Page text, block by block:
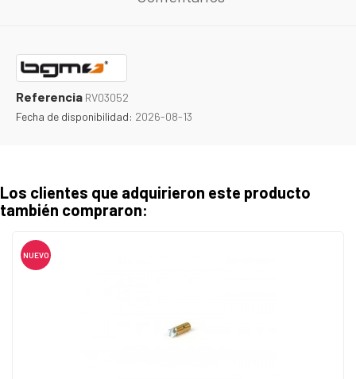
Referencia RV03052
Fecha de disponibilidad: 2026-08-13
Los clientes que adquirieron este producto
también compraron:
NUEVO